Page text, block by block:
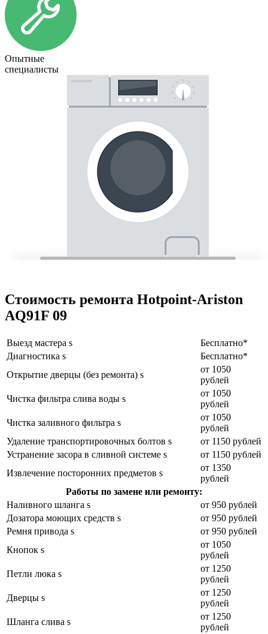
Опытные
специалисты
Стоимость ремонта Hotpoint-Ariston
AQ91F 09
Выезд мастера s
Бесплатно*
Диагностика s
Бесплатно*
Открытие дверцы (без ремонта) s
от 1050
рублей
Чистка фильтра слива воды s
от 1050
рублей
Чистка заливного фильтра s
от 1050
рублей
Удаление транспортировочных болтов s
от 1150 рублей
Устранение засора в сливной системе s
от 1150 рублей
Извлечение посторонних предметов s
от 1350
рублей
Работы по замене или ремонту:
Наливного шланга s
от 950 рублей
Дозатора моющих средств s
от 950 рублей
Ремня привода s
от 950 рублей
Кнопок s
от 1050
рублей
Петли люка s
от 1250
рублей
Дверцы s
от 1250
рублей
Шланга слива s
от 1250
рублей